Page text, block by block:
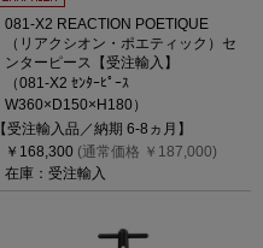
081-X2 REACTION POETIQUE
（リアクシオン・ポエティック）セ
ンターピース【受注輸入】
（081-X2 ｾﾝﾀｰﾋﾟｰｽ
W360×D150×H180）
【受注輸入品／納期 6-8ヵ月】
￥168,300 (通常価格 ￥187,000)
在庫：受注輸入